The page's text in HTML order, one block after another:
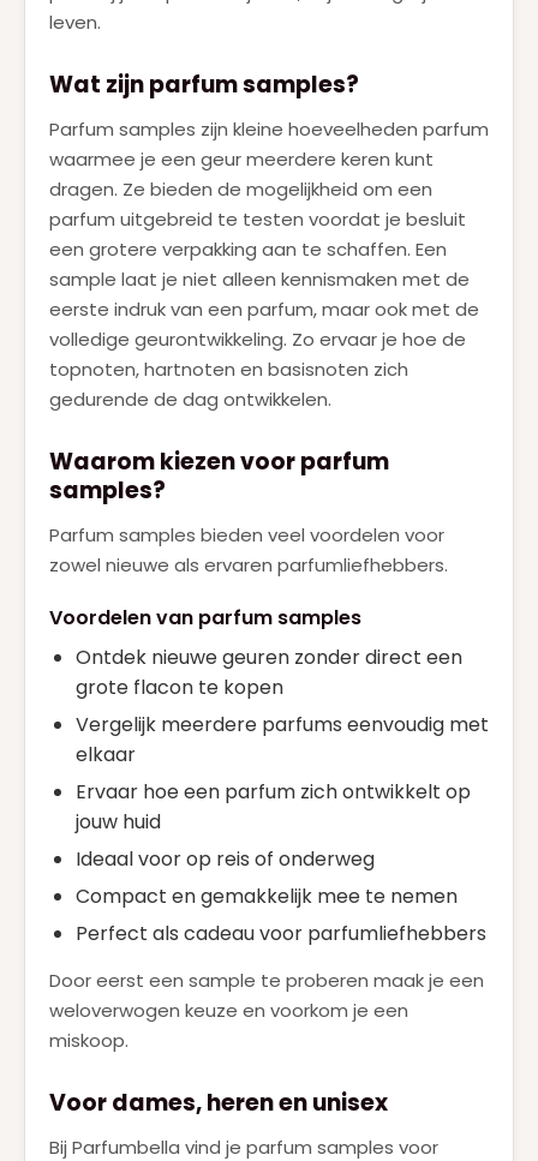
leven.
Wat zijn parfum samples?
Parfum samples zijn kleine hoeveelheden parfum
waarmee je een geur meerdere keren kunt
dragen. Ze bieden de mogelijkheid om een
parfum uitgebreid te testen voordat je besluit
een grotere verpakking aan te schaffen. Een
sample laat je niet alleen kennismaken met de
eerste indruk van een parfum, maar ook met de
volledige geurontwikkeling. Zo ervaar je hoe de
topnoten, hartnoten en basisnoten zich
gedurende de dag ontwikkelen.
Waarom kiezen voor parfum
samples?
Parfum samples bieden veel voordelen voor
zowel nieuwe als ervaren parfumliefhebbers.
Voordelen van parfum samples
Ontdek nieuwe geuren zonder direct een
grote flacon te kopen
Vergelijk meerdere parfums eenvoudig met
elkaar
Ervaar hoe een parfum zich ontwikkelt op
jouw huid
Ideaal voor op reis of onderweg
Compact en gemakkelijk mee te nemen
Perfect als cadeau voor parfumliefhebbers
Door eerst een sample te proberen maak je een
weloverwogen keuze en voorkom je een
miskoop.
Voor dames, heren en unisex
Bij Parfumbella vind je parfum samples voor